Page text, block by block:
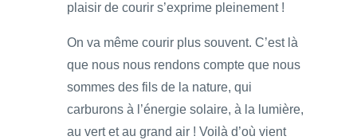
plaisir de courir s’exprime pleinement !
On va même courir plus souvent. C’est là
que nous nous rendons compte que nous
sommes des fils de la nature, qui
carburons à l’énergie solaire, à la lumière,
au vert et au grand air ! Voilà d’où vient